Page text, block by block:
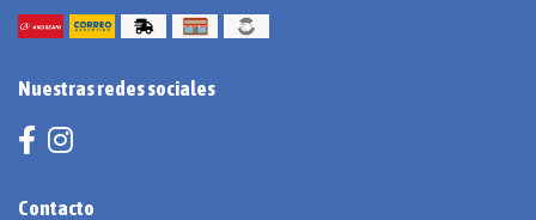
Nuestras redes sociales
Contacto